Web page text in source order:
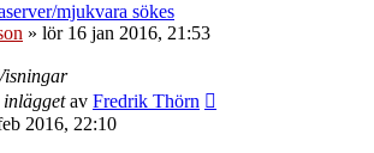
mjukvara sökes
» lör 16 jan 2016, 21:53
inläggetav Fredrik Thörn
2016, 22:10